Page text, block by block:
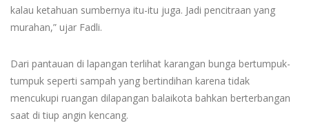
kalau ketahuan sumbernya itu-itu juga. Jadi pencitraan yang
murahan,” ujar Fadli.
Dari pantauan di lapangan terlihat karangan bunga bertumpuk-
tumpuk seperti sampah yang bertindihan karena tidak
mencukupi ruangan dilapangan balaikota bahkan berterbangan
saat di tiup angin kencang.